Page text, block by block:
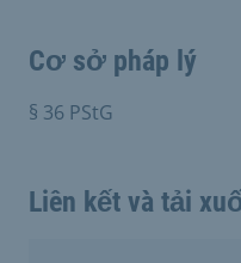
Cơ sở pháp lý
§ 36 PStG
Liên kết và tải